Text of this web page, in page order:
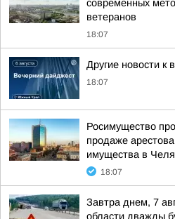
современных
ветеранов
18:07
Другие новости к
18:07
Росимущество
продаже
имущества в
18:07
Завтра днем, 7
области дважды